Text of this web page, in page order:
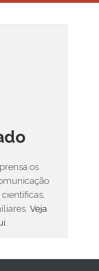
os
Veja